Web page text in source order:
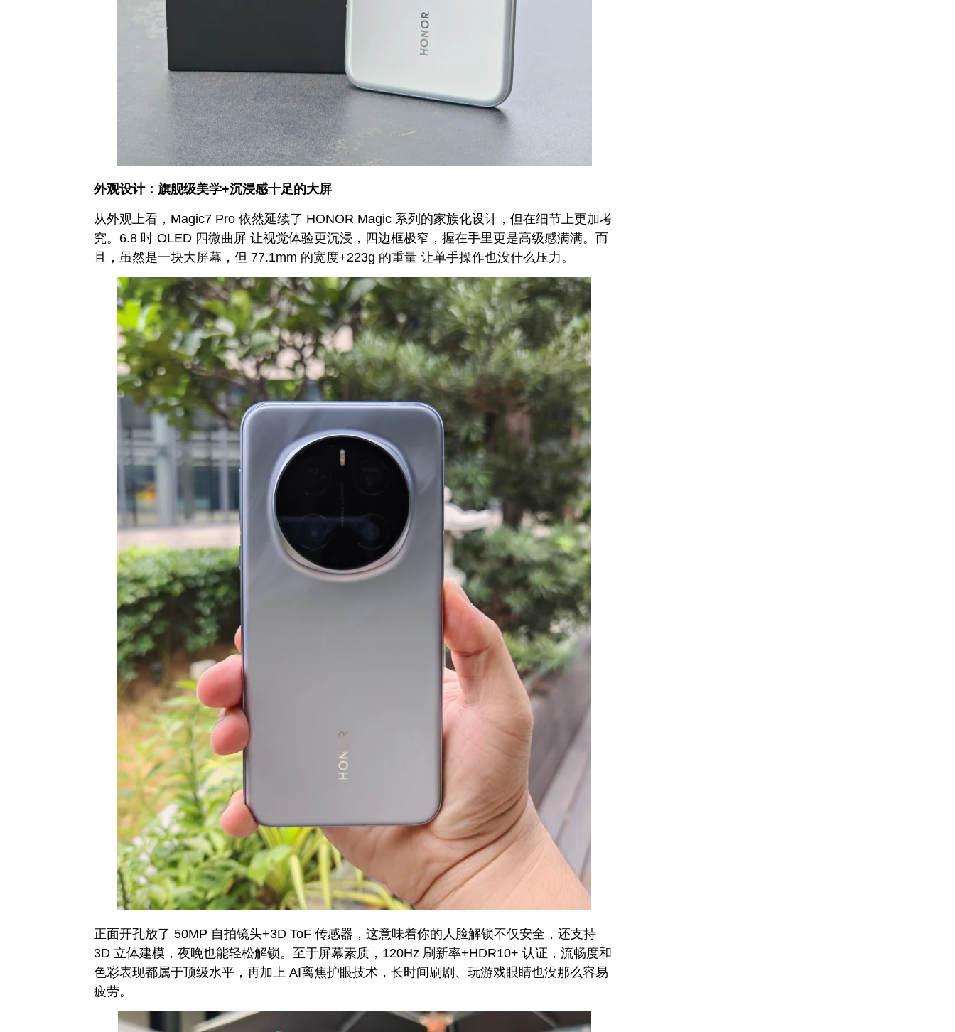
外观设计：旗舰级美学+沉浸感十足的大屏
从外观上看，Magic7 Pro 依然延续了 HONOR Magic 系列的家族化设计，但在细节上更加考
究。6.8 吋 OLED 四微曲屏 让视觉体验更沉浸，四边框极窄，握在手里更是高级感满满。而
且，虽然是一块大屏幕，但 77.1mm 的宽度+223g 的重量 让单手操作也没什么压力。
正面开孔放了 50MP 自拍镜头+3D ToF 传感器，这意味着你的人脸解锁不仅安全，还支持
3D 立体建模，夜晚也能轻松解锁。至于屏幕素质，120Hz 刷新率+HDR10+ 认证，流畅度和
色彩表现都属于顶级水平，再加上 AI离焦护眼技术，长时间刷剧、玩游戏眼睛也没那么容易
疲劳。